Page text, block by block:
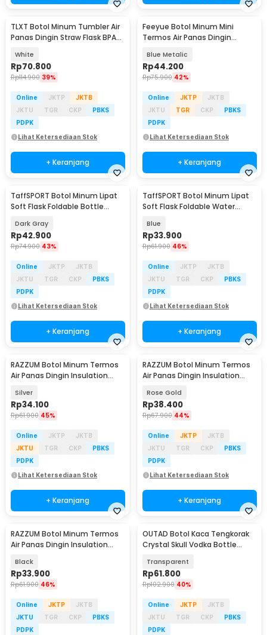
TLXT Botol Minum Tumbler Air
Panas Dingin Straw Flask BPA
White
Rp70.800
Rp114.900 39%
Online JKTP
JKTB
JKTU
TGR CKP
PBKS
PDPK
Lihat Ketersediaan Stok
+ Keranjang
Feeyue Botol Minum Mini
Termos Air Panas Dingin
Blue Metalic
Rp44.200
Rp75.900 42%
Online JKTP
JKTB
JKTU
TGR CKP
PBKS
PDPK
Lihat Ketersediaan Stok
+ Keranjang
TaffSPORT Botol Minum Lipat
Soft Flask Foldable Bottle
Dark Gray
Rp42.900
Rp74.900 43%
Online JKTP
JKTB
JKTU
TGR CKP
PBKS
PDPK
Lihat Ketersediaan Stok
+ Keranjang
TaffSPORT Botol Minum Lipat
Soft Flask Foldable Water
Blue
Rp33.900
Rp61.900 46%
Online JKTP
JKTB
JKTU
TGR CKP
PBKS
PDPK
Lihat Ketersediaan Stok
+ Keranjang
RAZZUM Botol Minum Termos
Air Panas Dingin Insulation
Silver
Rp34.100
Rp61.900 45%
Online JKTP
JKTB
JKTU
TGR CKP
PBKS
PDPK
Lihat Ketersediaan Stok
+ Keranjang
RAZZUM Botol Minum Termos
Air Panas Dingin Insulation
Rose Gold
Rp38.400
Rp67.900 44%
Online JKTP
JKTB
JKTU
TGR CKP
PBKS
PDPK
Lihat Ketersediaan Stok
+ Keranjang
RAZZUM Botol Minum Termos
Air Panas Dingin Insulation
Black
Rp33.900
Rp61.900 46%
Online JKTP
JKTB
JKTU
TGR CKP
PBKS
PDPK
OUTAD Botol Kaca Tengkorak
Crystal Skull Vodka Bottle
Transparent
Rp61.800
Rp102.900 40%
Online JKTP
JKTB
JKTU
TGR CKP
PBKS
PDPK